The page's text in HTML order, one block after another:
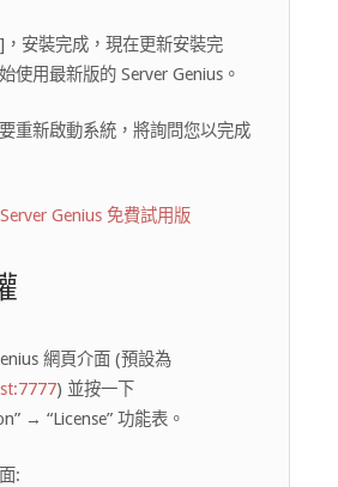
，安裝完成，現在更新安裝完
使用最新版的 Server Genius。
重新啟動系統，將詢問您以完成
Server Genius 免費試用版
網頁介面 (預設為
) 並按一下
→ “License” 功能表。
: